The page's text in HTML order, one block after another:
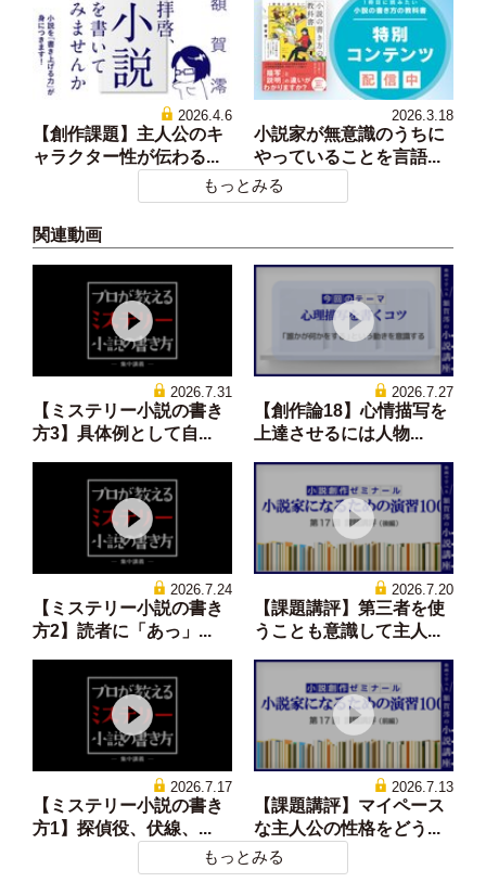
2026.4.6
【創作課題】主人公のキ
ャラクター性が伝わる...
2026.3.18
小説家が無意識のうちに
やっていることを言語...
もっとみる
関連動画
2026.7.31
【ミステリー小説の書き
方3】具体例として自...
2026.7.27
【創作論18】心情描写を
上達させるには人物...
2026.7.24
【ミステリー小説の書き
方2】読者に「あっ」...
2026.7.20
【課題講評】第三者を使
うことも意識して主人...
2026.7.17
【ミステリー小説の書き
方1】探偵役、伏線、...
2026.7.13
【課題講評】マイペース
な主人公の性格をどう...
もっとみる